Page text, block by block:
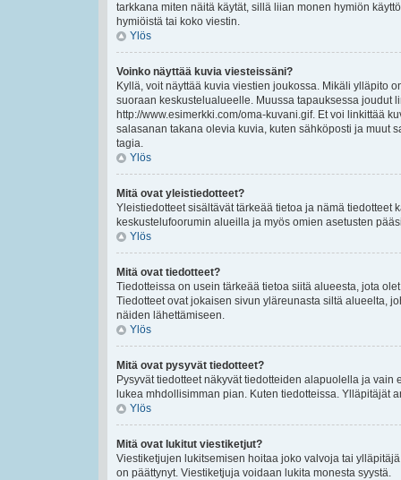
tarkkana miten näitä käytät, sillä liian monen hymiön
hymiöistä tai koko viestin.
Ylös
Voinko näyttää kuvia viesteissäni?
Kyllä, voit näyttää kuvia viestien joukossa. Mikäli ylläpito
suoraan keskustelualueelle. Muussa tapauksessa joudut
http://www.esimerkki.com/oma-kuvani.gif. Et voi linkittää
salasanan takana olevia kuvia, kuten sähköposti ja muut
tagia.
Ylös
Mitä ovat yleistiedotteet?
Yleistiedotteet sisältävät tärkeää tietoa ja nämä
keskustelufoorumin alueilla ja myös omien asetusten
Ylös
Mitä ovat tiedotteet?
Tiedotteissa on usein tärkeää tietoa siitä alueesta, jota
Tiedotteet ovat jokaisen sivun yläreunasta siltä alueelta,
näiden lähettämiseen.
Ylös
Mitä ovat pysyvät tiedotteet?
Pysyvät tiedotteet näkyvät tiedotteiden alapuolella ja
lukea mhdollisimman pian. Kuten tiedotteissa. Ylläpitäjät
Ylös
Mitä ovat lukitut viestiketjut?
Viestiketjujen lukitsemisen hoitaa joko valvoja tai
on päättynyt. Viestiketjuja voidaan lukita monesta syystä.